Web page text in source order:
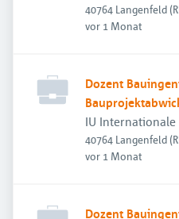
40764 Langenfeld
Veröffentlicht
vor 1 Monat
Dozent
IU Internationale
40764 Langenfeld
Veröffentlicht
vor 1 Monat
Dozent